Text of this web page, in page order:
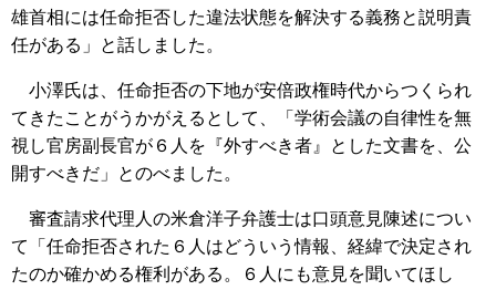
雄首相には任命拒否した違法状態を解決する義務と説明責
任がある」と話しました。
小澤氏は、任命拒否の下地が安倍政権時代からつくられ
てきたことがうかがえるとして、「学術会議の自律性を無
視し官房副長官が６人を『外すべき者』とした文書を、公
開すべきだ」とのべました。
審査請求代理人の米倉洋子弁護士は口頭意見陳述につい
て「任命拒否された６人はどういう情報、経緯で決定され
たのか確かめる権利がある。６人にも意見を聞いてほし